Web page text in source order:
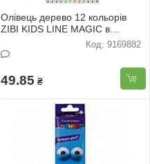
Олівець дерево 12 кольорів
ZIBI KIDS LINE MAGIC в
Код: 9169882
49.85 ₴